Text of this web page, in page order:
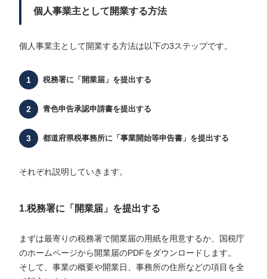
個人事業主として開業する方法
個人事業主として開業する方法は以下の3ステップです。
税務署に「開業届」を提出する
青色申告承認申請書を提出する
都道府県税事務所に「事業開始等申告書」を提出する
それぞれ説明していきます。
1.税務署に「開業届」を提出する
まずは最寄りの税務署で開業届の用紙を用意するか、国税庁
のホームページから開業届のPDFをダウンロードします。
そして、事業の概要や開業日、事務所の住所などの項目を全